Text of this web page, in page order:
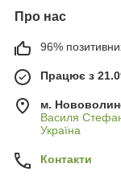
Про нас
96%
Працює з
м.
Василя
Україна
Контакти